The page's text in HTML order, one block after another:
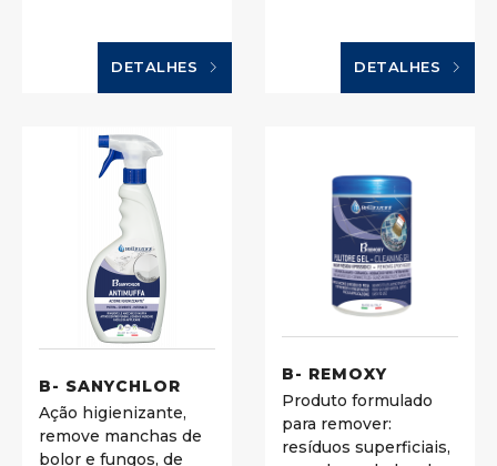
DETALHES DETALHES
B- SANYCHLOR
Ação higienizante,
remove manchas de
bolor e fungos, de
B- REMOXY
Produto formulado
para remover:
resíduos superficiais,